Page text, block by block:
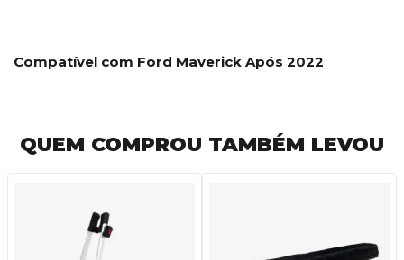
Compatível com Ford Maverick Após 2022
QUEM COMPROU TAMBÉM LEVOU